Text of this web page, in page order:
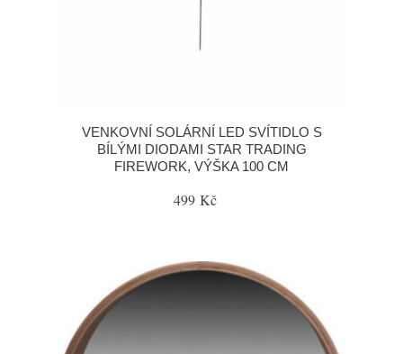
VENKOVNÍ SOLÁRNÍ LED SVÍTIDLO S
BÍLÝMI DIODAMI STAR TRADING
FIREWORK, VÝŠKA 100 CM
499 Kč